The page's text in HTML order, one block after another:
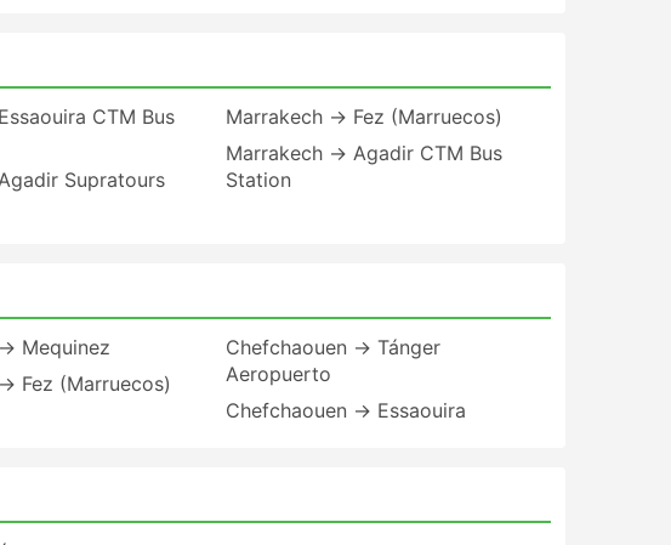
CTM Bus
Supratours
Marrakech → Fez (Marruecos)
Marrakech → Agadir CTM Bus
Station
Mequinez
Fez (Marruecos)
Chefchaouen → Tánger
Aeropuerto
Chefchaouen → Essaouira